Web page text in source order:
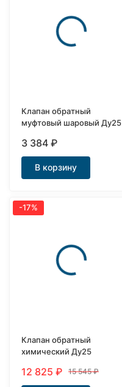
Клапан обратный
муфтовый шаровый Ду25
3 384₽
В корзину
-17%
Клапан обратный
химический Ду25
12 825₽ 15 545₽